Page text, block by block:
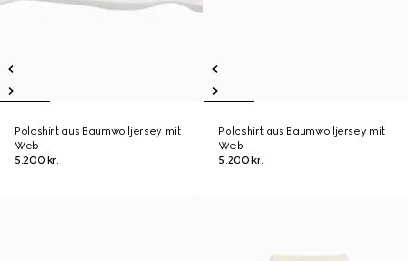
Poloshirt aus Baumwolljersey mit
Web
5.200 kr.
Poloshirt aus Baumwolljersey mit
Web
5.200 kr.